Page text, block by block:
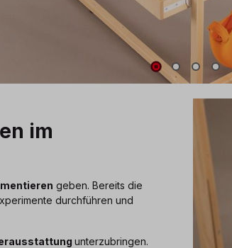
im
geben. Bereits die
durchführen und
unterzubringen.